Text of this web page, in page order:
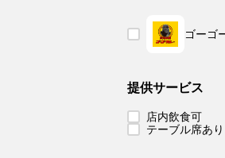
ゴーゴ
提供サービス
店内飲食可
テーブル席あり